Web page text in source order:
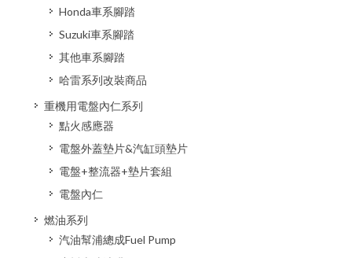
Honda車系腳踏
Suzuki車系腳踏
其他車系腳踏
哈雷系列改裝商品
重機用電盤內仁系列
點火感應器
電盤外蓋墊片&汽缸頭墊片
電盤+整流器+墊片套組
電盤內仁
燃油系列
汽油幫浦總成Fuel Pump